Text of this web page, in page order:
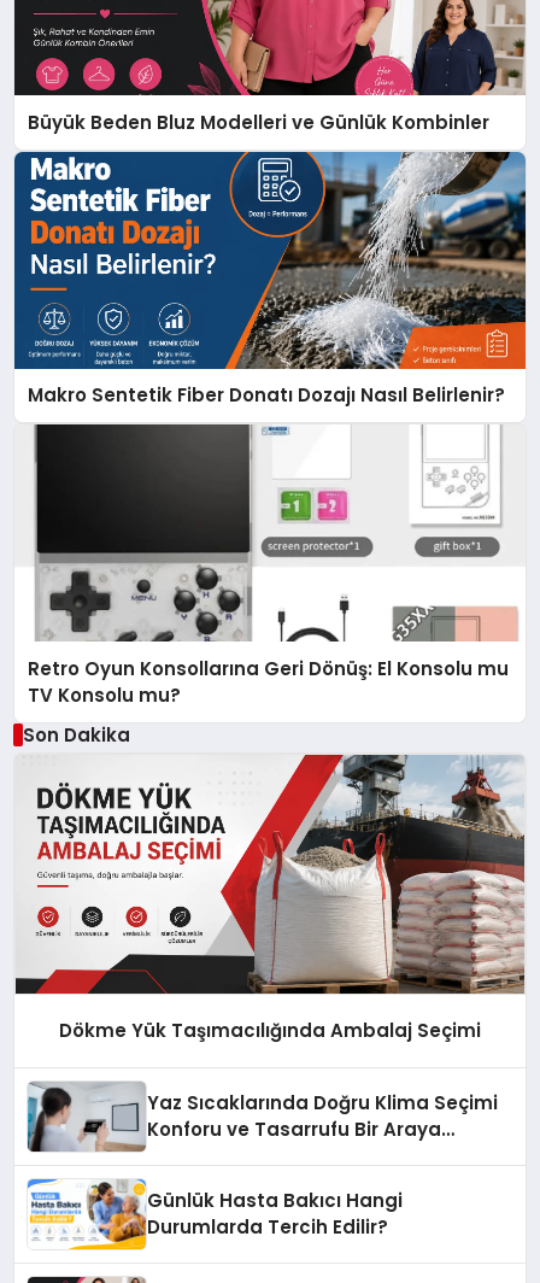
Büyük Beden Bluz Modelleri ve Günlük Kombinler
Makro Sentetik Fiber Donatı Dozajı Nasıl Belirlenir?
Retro Oyun Konsollarına Geri Dönüş: El Konsolu mu
TV Konsolu mu?
Son Dakika
Dökme Yük Taşımacılığında Ambalaj Seçimi
Yaz Sıcaklarında Doğru Klima Seçimi
Konforu ve Tasarrufu Bir Araya
Günlük Hasta Bakıcı Hangi
Durumlarda Tercih Edilir?